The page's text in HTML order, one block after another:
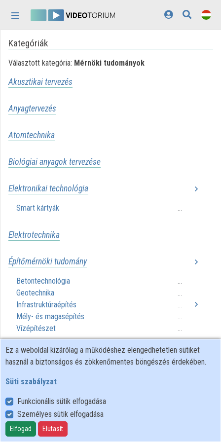
Kezdőlap
Bejelentkezés
Felfedezés
Kategóriák
Közreműködők
Megjelenés:világos
Kategóriák
Választott kategória: Mérnöki tudományok
Akusztikai tervezés
Anyagtervezés
Atomtechnika
Biológiai anyagok tervezése
Elektronikai technológia
Smart kártyák
Elektrotechnika
Építőmérnöki tudomány
Betontechnológia
Geotechnika
Infrastruktúraépítés
Mély- és magasépítés
Vízépítészet
Finommechanika
Földmérés
Folyamatirányítás
Biológiai folyamattervezés
Vezérlés ...
Ez a weboldal kizárólag a működéshez elengedhetetlen sütiket
használ a biztonságos és zökkenőmentes böngészés érdekében.
Süti szabályzat
Funkcionális sütik elfogadása
Személyes sütik elfogadása
Elfogad Elutasít